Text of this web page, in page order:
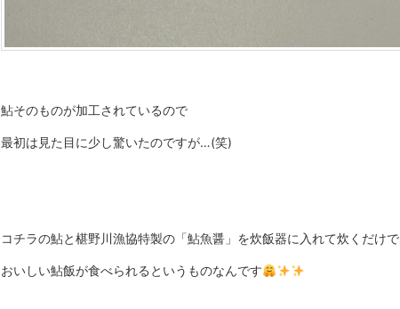
鮎そのものが加工されているので
最初は見た目に少し驚いたのですが…(笑)
コチラの鮎と椹野川漁協特製の「鮎魚醤」を炊飯器に入れて炊くだけで
おいしい鮎飯が食べられるというものなんです